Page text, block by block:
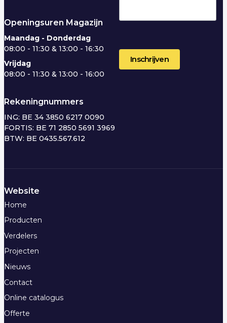
Openingsuren Magazijn
Maandag - Donderdag
08:00 - 11:30 & 13:00 - 16:30
Vrijdag
08:00 - 11:30 & 13:00 - 16:00
Rekeningnummers
ING: BE 34 3850 6217 0090
FORTIS: BE 71 2850 5691 3969
BTW: BE 0435.567.612
Website
Home
Producten
Verdelers
Projecten
Nieuws
Contact
Online catalogus
Offerte